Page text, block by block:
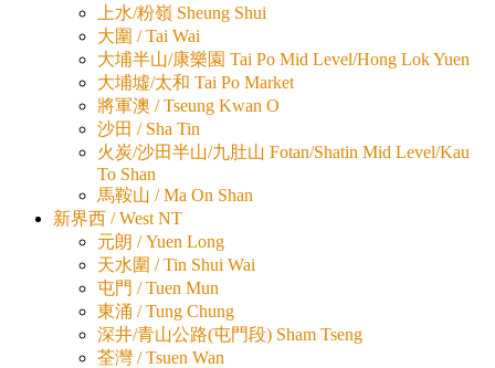
上水/粉嶺 Sheung Shui
大圍 / Tai Wai
大埔半山/康樂園 Tai Po Mid Level/Hong Lok Yuen
大埔墟/太和 Tai Po Market
將軍澳 / Tseung Kwan O
沙田 / Sha Tin
火炭/沙田半山/九肚山 Fotan/Shatin Mid Level/Kau
To Shan
馬鞍山 / Ma On Shan
新界西 / West NT
元朗 / Yuen Long
天水圍 / Tin Shui Wai
屯門 / Tuen Mun
東涌 / Tung Chung
深井/青山公路(屯門段) Sham Tseng
荃灣 / Tsuen Wan